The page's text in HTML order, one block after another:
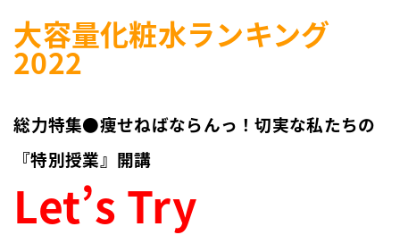
大容量化粧水ランキング
2022
総力特集●痩せねばならんっ！切実な私たちの
『特別授業』開講
Let’s Try